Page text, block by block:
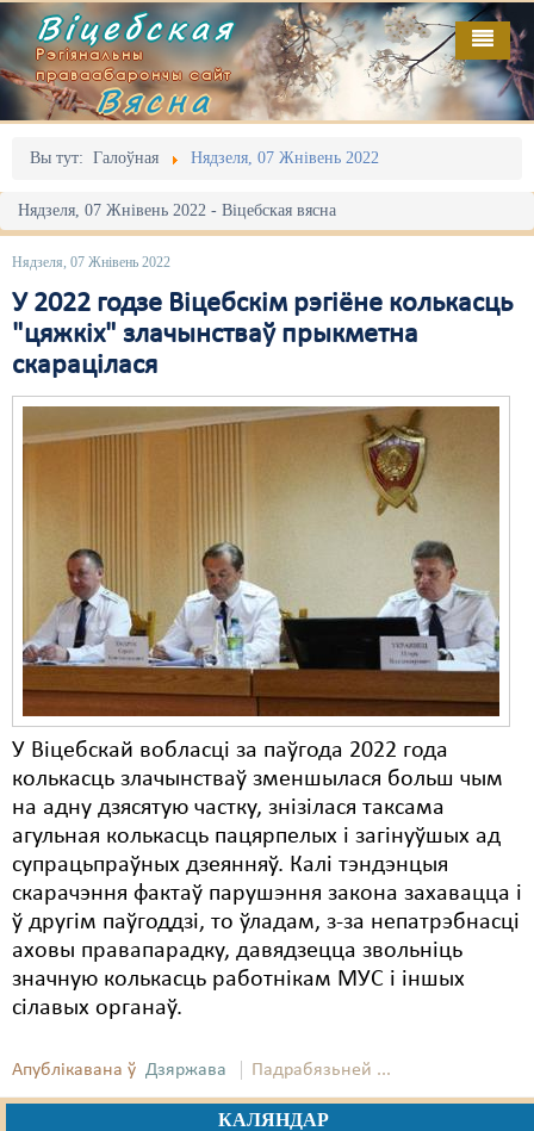
Віцебская
Рэгіянальны
праваабарончы сайт
Вясна
Вы тут: Галоўная Нядзеля, 07 Жнівень 2022
Нядзеля, 07 Жнівень 2022 - Віцебская вясна
Нядзеля, 07 Жнівень 2022
У 2022 годзе Віцебскім рэгіёне колькасць
"цяжкіх" злачынстваў прыкметна
скарацілася
У Віцебскай вобласці за паўгода 2022 года
колькасць злачынстваў зменшылася больш чым
на адну дзясятую частку, знізілася таксама
агульная колькасць пацярпелых і загінуўшых ад
супрацьпраўных дзеянняў. Калі тэндэнцыя
скарачэння фактаў парушэння закона захавацца і
ў другім паўгоддзі, то ўладам, з-за непатрэбнасці
аховы правапарадку, давядзецца звольніць
значную колькасць работнікам МУС і іншых
сілавых органаў.
Апублікавана ў Дзяржава Падрабязьней ...
КАЛЯНДАР
Галоўная
Адміністрацыйны перасьлед
Акцыі
Выбары
Грамадзянскія ініцыятывы
Дзяржава
Дыскрымінацыя
КПЧ ААН
Культурныя правы
Мігранты
Мірныя сходы
Палітвязьні
Праваабаронцы
Правы дзіцяці
Пэнітэнцыярная сыстэма
Распальваньне варожасьці
Рознае
Свабода слова
Выданьні
Відэа
Пра нас
RSS